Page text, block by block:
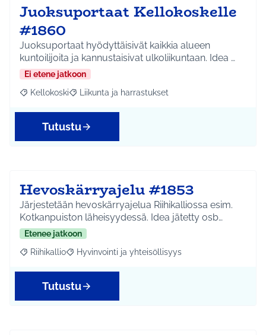
Juoksuportaat Kellokoskelle
#1860
Juoksuportaat hyödyttäisivät kaikkia alueen
kuntoilijoita ja kannustaisivat ulkoliikuntaan. Idea …
Ei etene jatkoon
Rajaa tulokset aihepiirin mukaan: Kellokoski
Kellokoski Rajaa tulokset teeman mukaan: Liikunta ja
Liikunta ja harrastukset
Tutustu
Hevoskärryajelu #1853
Järjestetään hevoskärryajelua Riihikalliossa esim.
Kotkanpuiston läheisyydessä. Idea jätetty osb…
Etenee jatkoon
Rajaa tulokset aihepiirin mukaan: Riihikallio
Riihikallio Rajaa tulokset teeman mukaan: Hyvinvointi ja
Hyvinvointi ja yhteisöllisyys
Tutustu